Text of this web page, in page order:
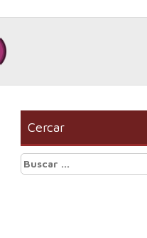
Cercar
Buscar: